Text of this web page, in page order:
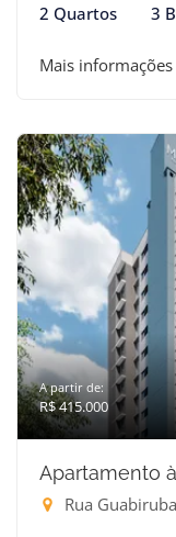
2 Quartos 3
Mais informações
A partir de:
R$ 415.000
Apartamento
Rua